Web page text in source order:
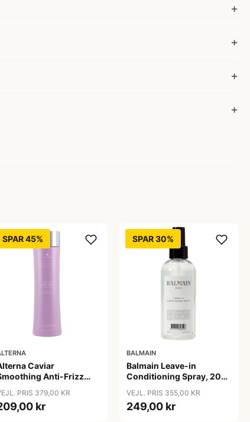
SPAR 45%
Caviar
Anti-Frizz
PRIS 379,00 KR
kr
SPAR 30%
BALMAIN
Balmain Leave-in
Conditioning Spray, 200
VEJL. PRIS 355,00 KR
249,00 kr